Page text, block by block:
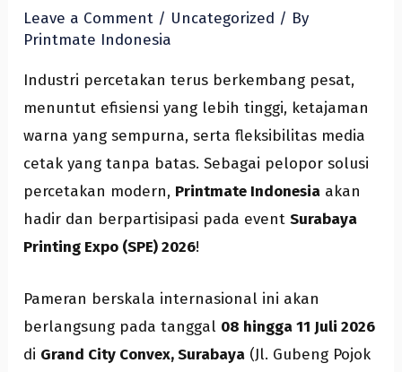
Leave a Comment / Uncategorized / By
Printmate Indonesia
Industri percetakan terus berkembang pesat,
menuntut efisiensi yang lebih tinggi, ketajaman
warna yang sempurna, serta fleksibilitas media
cetak yang tanpa batas. Sebagai pelopor solusi
percetakan modern, Printmate Indonesia akan
hadir dan berpartisipasi pada eventSurabaya
Printing Expo (SPE) 2026!
Pameran berskala internasional ini akan
berlangsung pada tanggal 08 hingga 11 Juli 2026
di Grand City Convex, Surabaya (Jl. Gubeng Pojok